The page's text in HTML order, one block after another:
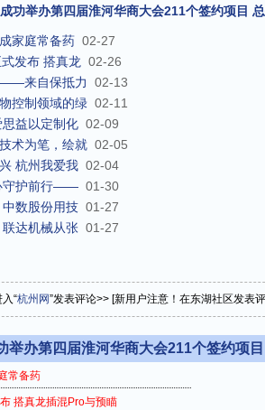
功举办第四届淮河华商大会211个签约项目
家庭常备药 02-27
发布 搭真龙 02-26
——来自保抵力
02-13
控制领域的绿 02-11
益以定制化 02-09
术为笔，绘就 02-05
杭州我爱我 02-04
守护前行—— 01-30
数股份用技 01-27
达机械从张 01-27
“杭州网”发表评论>> [新用户注意！在东湖社区发表
举办第四届淮河华商大会211个签约项
常备药
搭真龙插混Pro与预瞄